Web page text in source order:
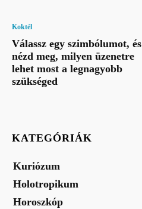
Koktél
Válassz egy szimbólumot, és
nézd meg, milyen üzenetre
lehet most a legnagyobb
szükséged
KATEGÓRIÁK
Kuriózum
Holotropikum
Horoszkóp